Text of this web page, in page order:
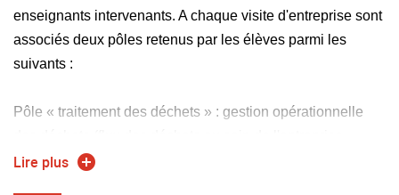
enseignants intervenants. A chaque visite d'entreprise sont
associés deux pôles retenus par les élèves parmi les
suivants :
Pôle « traitement des déchets » : gestion opérationnelle
traitement des effluents... ).
Lire plus